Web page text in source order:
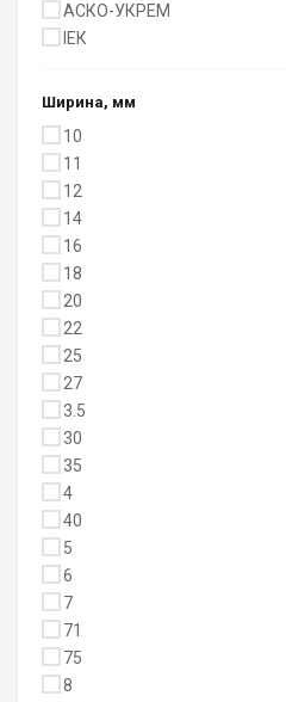
АСКО-УКРЕМ
ІЕК
Ширина, мм
10
11
12
14
16
18
20
22
25
27
3.5
30
35
4
40
5
6
7
71
75
8